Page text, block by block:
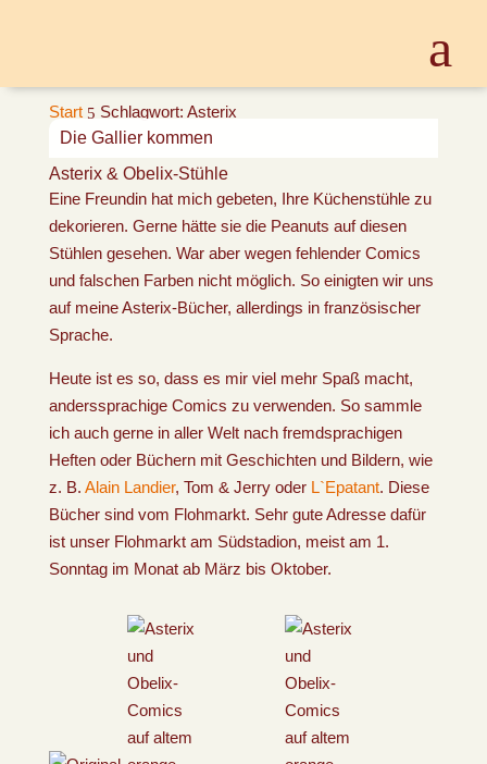
Start 5 Schlagwort: Asterix
Die Gallier kommen
Asterix & Obelix-Stühle
Eine Freundin hat mich gebeten, Ihre Küchenstühle zu
dekorieren. Gerne hätte sie die Peanuts auf diesen
Stühlen gesehen. War aber wegen fehlender Comics
und falschen Farben nicht möglich. So einigten wir uns
auf meine Asterix-Bücher, allerdings in französischer
Sprache.
Heute ist es so, dass es mir viel mehr Spaß macht,
anderssprachige Comics zu verwenden. So sammle
ich auch gerne in aller Welt nach fremdsprachigen
Heften oder Büchern mit Geschichten und Bildern, wie
z. B. Alain Landier, Tom & Jerry oder L`Epatant. Diese
Bücher sind vom Flohmarkt. Sehr gute Adresse dafür
ist unser Flohmarkt am Südstadion, meist am 1.
Sonntag im Monat ab März bis Oktober.